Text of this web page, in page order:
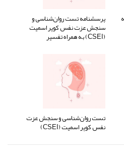
پرسشنامه تست روان‌شناسی و
سنجش عزت نفس کوپر اسمیت
(CSEI) به همراه تفسیر
تست روان‌شناسی و سنجش عزت
نفس کوپر اسمیت (CSEI)